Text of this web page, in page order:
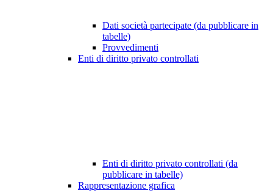
Dati società partecipate (da pubblicare in
tabelle)
Provvedimenti
Enti di diritto privato controllati
Enti di diritto privato controllati (da
pubblicare in tabelle)
Rappresentazione grafica